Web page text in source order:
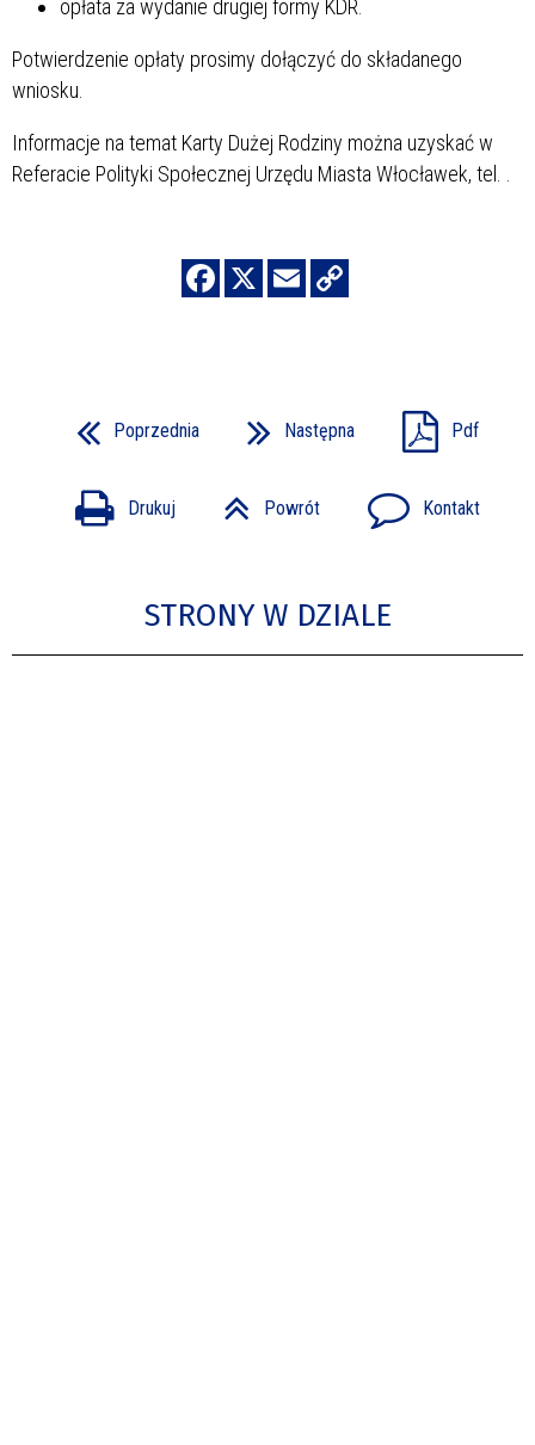
opłata za wydanie drugiej formy KDR.
Potwierdzenie opłaty prosimy dołączyć do składanego
wniosku.
Informacje na temat Karty Dużej Rodziny można uzyskać w
Referacie Polityki Społecznej Urzędu Miasta Włocławek, tel.
Poprzednia Następna Pdf
Drukuj Powrót Kontakt
STRONY W DZIALE